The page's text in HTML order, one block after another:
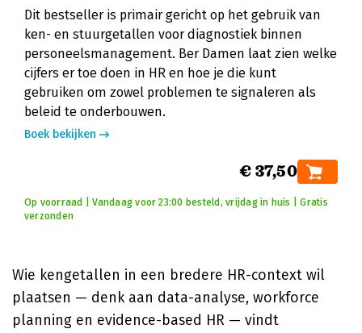
Dit bestseller is primair gericht op het gebruik van
ken- en stuurgetallen voor diagnostiek binnen
personeelsmanagement. Ber Damen laat zien welke
cijfers er toe doen in HR en hoe je die kunt
gebruiken om zowel problemen te signaleren als
beleid te onderbouwen.
Boek bekijken
€ 37,50
Op voorraad | Vandaag voor 23:00 besteld, vrijdag in huis | Gratis
verzonden
Wie kengetallen in een bredere HR-context wil
plaatsen — denk aan data-analyse, workforce
planning en evidence-based HR — vindt